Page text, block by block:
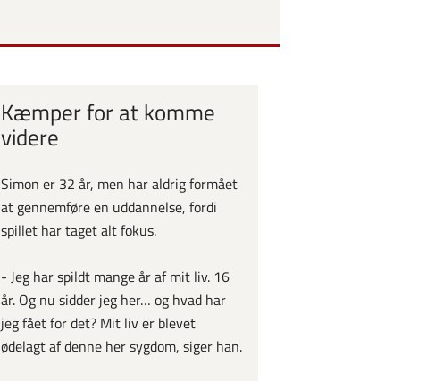
Kæmper for at komme
videre
Simon er 32 år, men har aldrig formået
at gennemføre en uddannelse, fordi
spillet har taget alt fokus.
- Jeg har spildt mange år af mit liv. 16
år. Og nu sidder jeg her… og hvad har
jeg fået for det? Mit liv er blevet
ødelagt af denne her sygdom, siger han.